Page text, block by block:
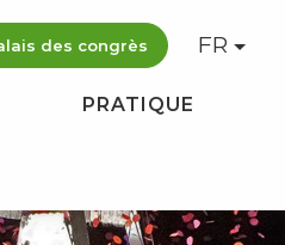
des congrès FR
PRATIQUE